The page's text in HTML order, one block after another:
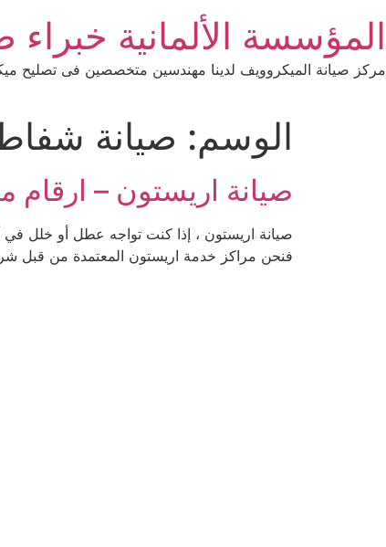
content
المؤسسة الألمانية خبراء
مركز صيانة الميكروويف لدينا مهندسين متخصصين فى تصليح
الوسم: صيانة
صيانة اريستون – ارقام مراكز
صيانة اريستون ، إذا كنت تواجه عطل أو خلل في
فنحن مراكز خدمة اريستون المعتمدة من قبل